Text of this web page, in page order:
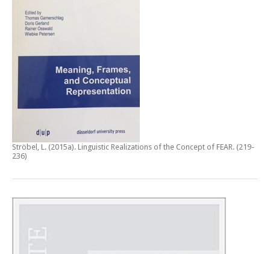
Ströbel, L. (2015a). Linguistic Realizations of the Concept of FEAR. (219-
236)